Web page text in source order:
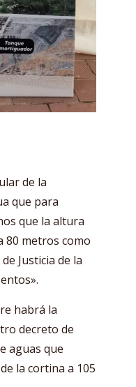
de la
que para
que la altura
80 metros como
Justicia de la
habrá la
decreto de
aguas que
la cortina a 105